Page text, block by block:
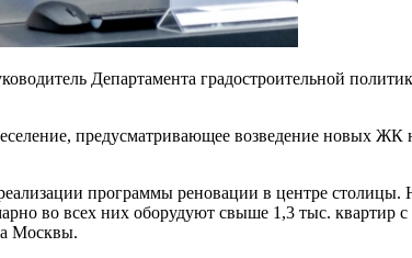
Департамента градостроительной
предусматривающее возведение новых ЖК
программы реновации в центре
во всех них оборудуют свыше 1,3 тыс. квартир
Москвы.